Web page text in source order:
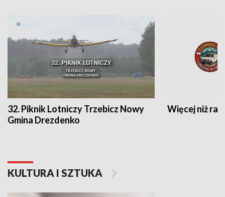
32. Piknik Lotniczy Trzebicz Nowy
Gmina Drezdenko
Więcej niż rajd
KULTURA I SZTUKA